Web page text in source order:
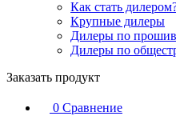
Как стать
Крупные дилеры
Дилеры по
Дилеры по
Заказать продукт
0 Сравнение